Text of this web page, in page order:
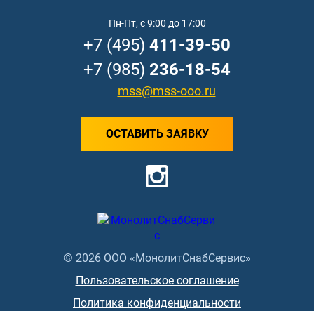
© 2026 ООО «МонолитСнабСервис»
Пользовательское соглашение
Политика конфиденциальности
Пн-Пт, с 9:00 до 17:00
+7 (495) 411-39-50
+7 (985) 236-18-54
mss@mss-ooo.ru
ОСТАВИТЬ ЗАЯВКУ